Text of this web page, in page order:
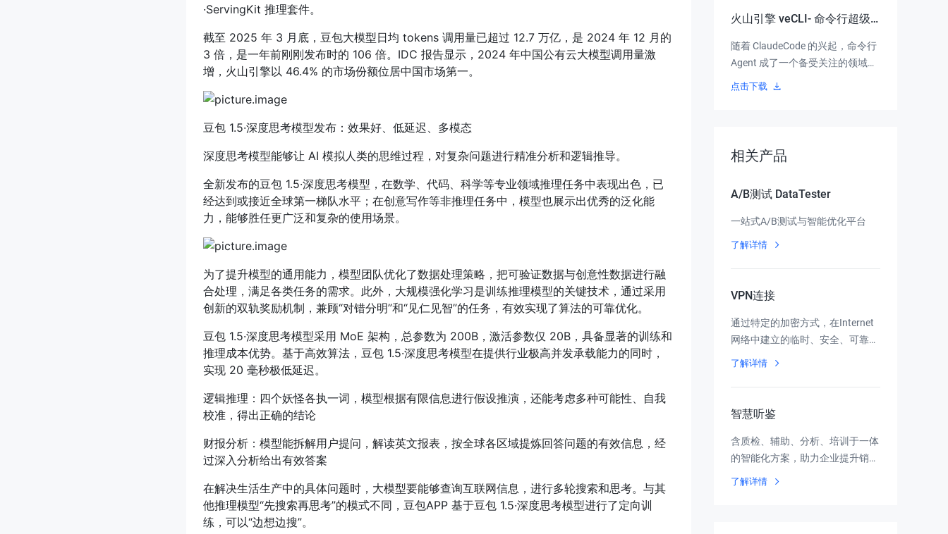
·ServingKit 推理套件。
截至 2025 年 3 月底，豆包大模型日均 tokens 调用量已超过 12.7 万亿，是 2024 年 12 月的
3 倍，是一年前刚刚发布时的 106 倍。IDC 报告显示，2024 年中国公有云大模型调用量激
增，火山引擎以 46.4% 的市场份额位居中国市场第一。
豆包 1.5·深度思考模型发布：效果好、低延迟、多模态
深度思考模型能够让 AI 模拟人类的思维过程，对复杂问题进行精准分析和逻辑推导。
全新发布的豆包 1.5·深度思考模型，在数学、代码、科学等专业领域推理任务中表现出色，已
经达到或接近全球第一梯队水平；在创意写作等非推理任务中，模型也展示出优秀的泛化能
力，能够胜任更广泛和复杂的使用场景。
为了提升模型的通用能力，模型团队优化了数据处理策略，把可验证数据与创意性数据进行融
合处理，满足各类任务的需求。此外，大规模强化学习是训练推理模型的关键技术，通过采用
创新的双轨奖励机制，兼顾“对错分明”和“见仁见智”的任务，有效实现了算法的可靠优化。
豆包 1.5·深度思考模型采用 MoE 架构，总参数为 200B，激活参数仅 20B，具备显著的训练和
推理成本优势。基于高效算法，豆包 1.5·深度思考模型在提供行业极高并发承载能力的同时，
实现 20 毫秒极低延迟。
逻辑推理：四个妖怪各执一词，模型根据有限信息进行假设推演，还能考虑多种可能性、自我
校准，得出正确的结论
财报分析：模型能拆解用户提问，解读英文报表，按全球各区域提炼回答问题的有效信息，经
过深入分析给出有效答案
在解决生活生产中的具体问题时，大模型要能够查询互联网信息，进行多轮搜索和思考。与其
他推理模型“先搜索再思考”的模式不同，豆包APP 基于豆包 1.5·深度思考模型进行了定向训
练，可以“边想边搜”。
火山引擎 veCLI- 命令行超级
智能体的最佳实践
随着 ClaudeCode 的兴起，命令行
Agent 成了一个备受关注的领域，
本次分享将重点介绍火山 veCLI-
点击下载
相关产品
A/B测试 DataTester
一站式A/B测试与智能优化平台
了解详情
VPN连接
通过特定的加密方式，在Internet
网络中建立的临时、安全、可靠的
通信隧道
了解详情
智慧听鉴
含质检、辅助、分析、培训于一体
的智能化方案，助力企业提升销售
服务水平
了解详情